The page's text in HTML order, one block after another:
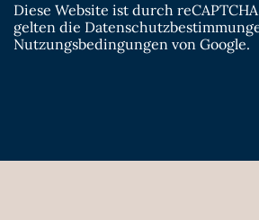
Diese Website ist durch
gelten die
Nutzungsbedingungen von Google.